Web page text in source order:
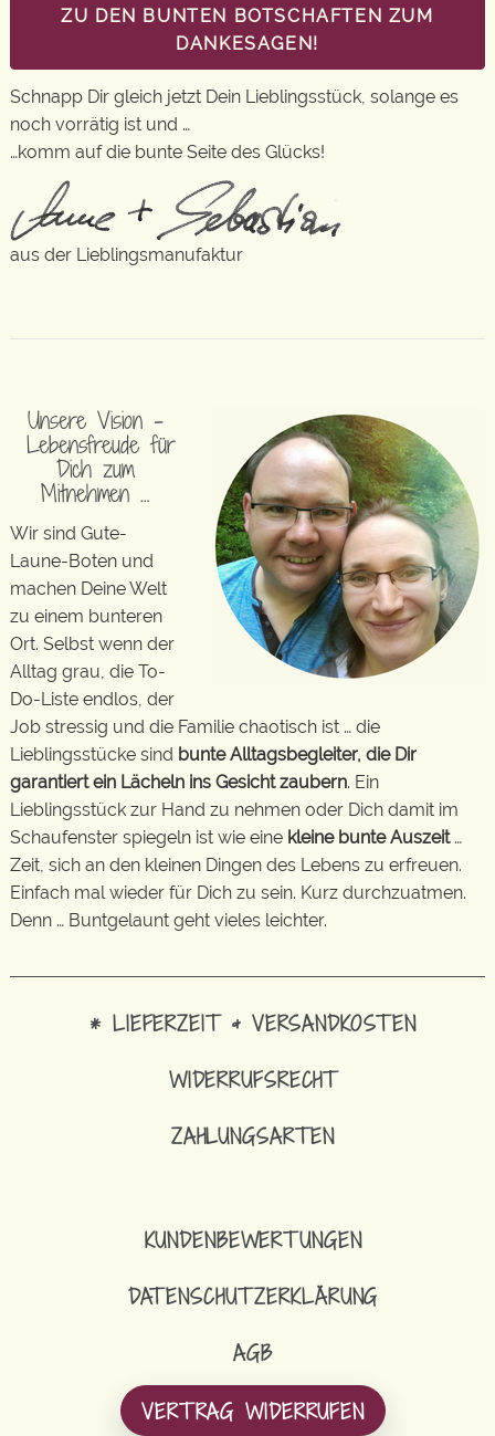
ZU DEN BUNTEN BOTSCHAFTEN ZUM
DANKESAGEN!
Schnapp Dir gleich jetzt Dein Lieblingsstück, solange es
noch vorrätig ist und …
…komm auf die bunte Seite des Glücks!
aus der Lieblingsmanufaktur
Unsere Vision –
Lebensfreude für
Dich zum
Mitnehmen …
Wir sind Gute-
Laune-Boten und
machen Deine Welt
zu einem bunteren
Ort. Selbst wenn der
Alltag grau, die To-
Do-Liste endlos, der
Job stressig und die Familie chaotisch ist … die
Lieblingsstücke sind bunte Alltagsbegleiter, die Dir
garantiert ein Lächeln ins Gesicht zaubern. Ein
Lieblingsstück zur Hand zu nehmen oder Dich damit im
Schaufenster spiegeln ist wie eine kleine bunte Auszeit…
Zeit, sich an den kleinen Dingen des Lebens zu erfreuen.
Einfach mal wieder für Dich zu sein. Kurz durchzuatmen.
Denn … Buntgelaunt geht vieles leichter.
* LIEFERZEIT & VERSANDKOSTEN
WIDERRUFSRECHT
ZAHLUNGSARTEN
KUNDENBEWERTUNGEN
DATENSCHUTZERKLÄRUNG
AGB
VERTRAG WIDERRUFEN